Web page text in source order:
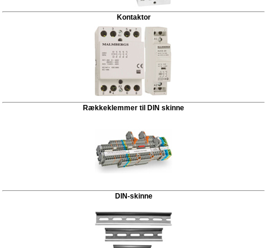
Kontaktor
Rækkeklemmer til DIN skinne
DIN-skinne